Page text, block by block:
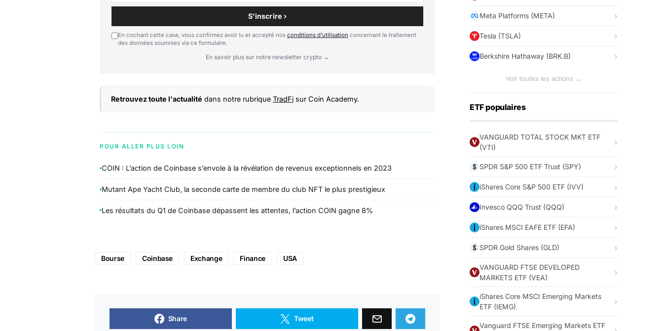
S'inscrire ›
En cochant cette case, vous confirmez avoir lu et accepté nos conditions d'utilisation concernant le traitement
des données soumises via ce formulaire.
En savoir plus sur notre newsletter crypto →
Retrouvez toute l'actualité dans notre rubrique TradFi sur Coin Academy.
POUR ALLER PLUS LOIN
COIN : L’action de Coinbase s’envole à la révélation de revenus exceptionnels en 2023
Mutant Ape Yacht Club, la seconde carte de membre du club NFT le plus prestigieux
Les résultats du Q1 de Coinbase dépassent les attentes, l’action COIN gagne 8%
Bourse Coinbase Exchange Finance USA
Share Tweet
Meta Platforms (META)
Tesla (TSLA)
Berkshire Hathaway (BRK.B)
Voir toutes les actions →
ETF populaires
VANGUARD TOTAL STOCK MKT ETF
(VTI)
SPDR S&P 500 ETF Trust (SPY)
iShares Core S&P 500 ETF (IVV)
Invesco QQQ Trust (QQQ)
iShares MSCI EAFE ETF (EFA)
SPDR Gold Shares (GLD)
VANGUARD FTSE DEVELOPED
MARKETS ETF (VEA)
iShares Core MSCI Emerging Markets
ETF (IEMG)
Vanguard FTSE Emerging Markets ETF